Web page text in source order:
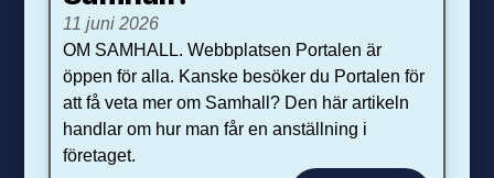
11 juni 2026
OM SAMHALL. Webbplatsen Portalen är
öppen för alla. Kanske besöker du Portalen för
att få veta mer om Samhall? Den här artikeln
handlar om hur man får en anställning i
företaget.